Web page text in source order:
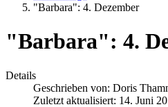
"Barbara": 4. Dezember
"Barbara": 4.
Details
Geschrieben von: Doris
Zuletzt aktualisiert: 14. Juni